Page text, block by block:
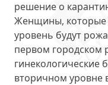
решение о
Женщины, которые
уровень будут
первом городском
гинекологические
вторичном уровне